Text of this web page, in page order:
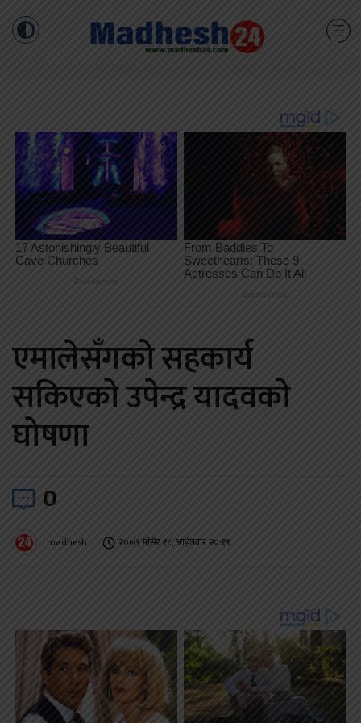
एमालेसँगको सहकार्य
सकिएको उपेन्द्र यादवको
घोषणा
0
madhesh २०७९ मंसिर १८, आईतवार २०:१९